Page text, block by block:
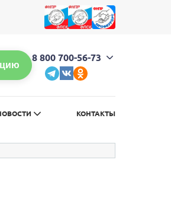
версия сайта
8 800 700-56-73
КОНТАКТЫ